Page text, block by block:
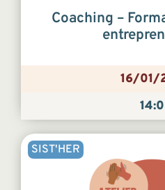
Coaching –
16/01/
SIST'HER